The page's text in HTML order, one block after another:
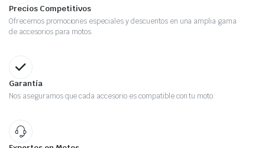
Precios Competitivos
Ofrecemos promociones especiales y descuentos en una amplia gama
de accesorios para motos.
Garantía
Nos aseguramos que cada accesorio es compatible con tu moto.